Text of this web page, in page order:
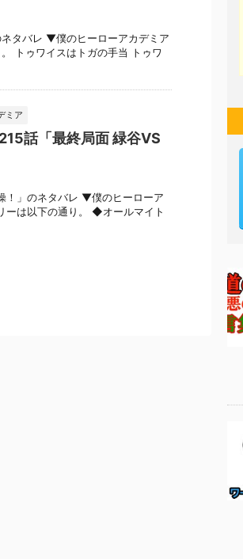
タバレ ▼僕のヒーローアカデミア
トゥワイスはトガの手当 トゥワ
ミア
話「最終局面 緑谷VS
！」のネタバレ ▼僕のヒーローア
ーは以下の通り。 ◆オールマイト